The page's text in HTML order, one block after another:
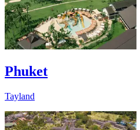
Phuket
Tayland